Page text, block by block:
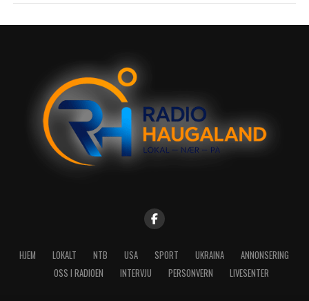
HJEM LOKALT NTB USA SPORT UKRAINA
ANNONSERING
OSS I RADIOEN
INTERVJU PERSONVERN LIVESENTER